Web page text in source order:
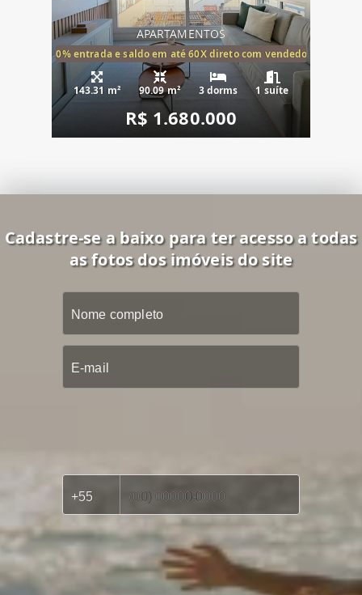
APARTAMENTOS
20% entrada e saldo em até 60X direto com vendedor
143.31 m² 90.09 m² 3 dorms 1 suíte
R$ 1.680.000
Cadastre-se a baixo para ter acesso a todas
as fotos dos imóveis do site